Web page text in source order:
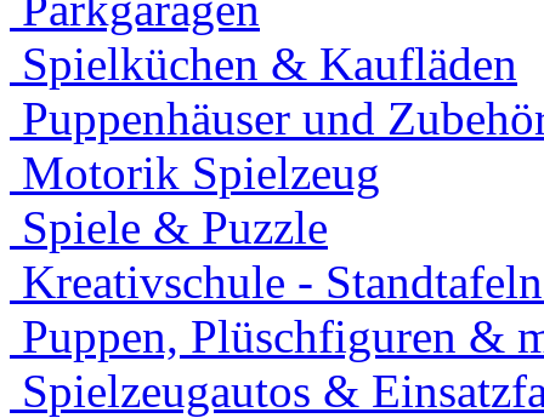
Spielküchen & Kaufläden
Puppenhäuser und
Motorik Spielzeug
Spiele & Puzzle
Kreativschule -
Puppen, Plüschfiguren &
Spielzeugautos &